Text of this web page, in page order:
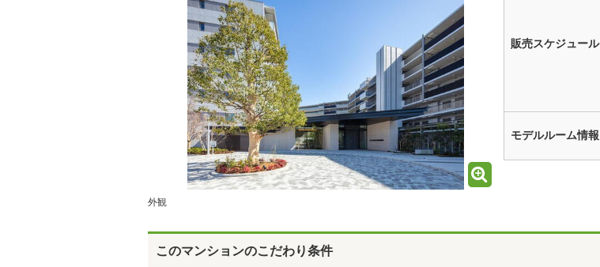
外観
販売スケジュール
モデルルーム情報
このマンションのこだわり条件